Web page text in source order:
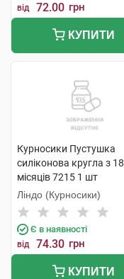
від 72.00 грн
КУПИТИ
Курносики Пустушка
силіконова кругла з 18
місяців 7215 1 шт
Ліндо (Курносики)
Є в наявності
від 74.30 грн
КУПИТИ